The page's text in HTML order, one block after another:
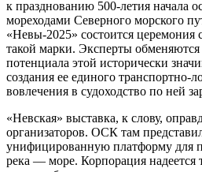
к празднованию 500‑летия начала
мореходами Северного морского
«Невы-2025» состоится церемония
такой марки. Эксперты
потенциала этой исторически
создания ее единого транспортно-
вовлечения в судоходство по ней
«Невская» выставка, к слову,
организаторов. ОСК там
унифицированную платформу для
река — море. Корпорация надеется